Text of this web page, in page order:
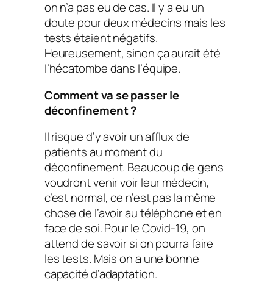
on n’a pas eu de cas. Il y a eu un
doute pour deux médecins mais les
tests étaient négatifs.
Heureusement, sinon ça aurait été
l’hécatombe dans l’équipe.
Comment va se passer le
déconfinement ?
Il risque d’y avoir un afflux de
patients au moment du
déconfinement. Beaucoup de gens
voudront venir voir leur médecin,
c’est normal, ce n’est pas la même
chose de l’avoir au téléphone et en
face de soi. Pour le Covid-19, on
attend de savoir si on pourra faire
les tests. Mais on a une bonne
capacité d’adaptation.